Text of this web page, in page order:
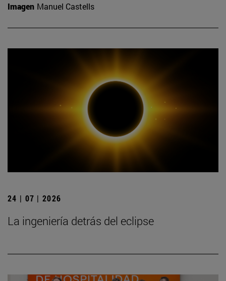
Imagen Manuel Castells
24 | 07 | 2026
La ingeniería detrás del eclipse